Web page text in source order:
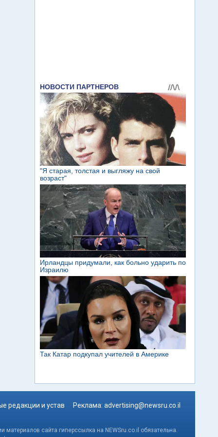
редакции и устав Реклама: advertising@newsru.co.il
сайта гиперссылка на NEWSru.co.il обязательна.